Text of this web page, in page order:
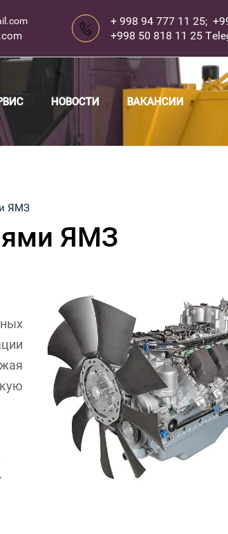
+ 998 94 777 11 25;
+998 50 818 11 25
НОВОСТИ ВАКАНСИИ
ЯМЗ
ЯМЗ